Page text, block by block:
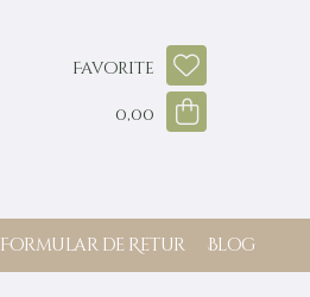
Favorite
0,00
Formular de Retur Blog